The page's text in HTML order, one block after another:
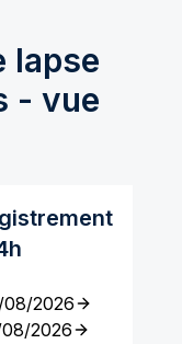
lapse
- vue
2026
2026